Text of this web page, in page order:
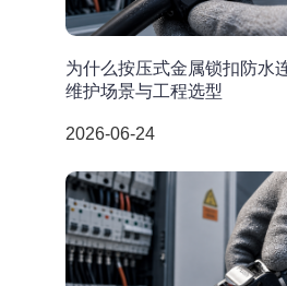
为什么按压式金属锁扣防水
维护场景与工程选型
2026-06-24